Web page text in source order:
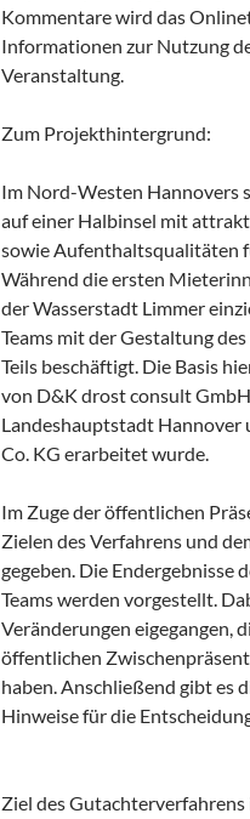
Kommentare wird das
Informationen zur Nutzung
Veranstaltung.
Zum Projekthintergrund:
Im Nord-Westen Hannovers
auf einer Halbinsel mit
sowie Aufenthaltsqualitäten
Während die ersten
der Wasserstadt Limmer
Teams mit der Gestaltung
Teils beschäftigt. Die Basis
von D&K drost consult
Landeshauptstadt Hannover
Co. KG erarbeitet wurde.
Im Zuge der öffentlichen
Zielen des Verfahrens und
gegeben. Die
Teams werden vorgestellt.
Veränderungen eigegangen,
öffentlichen
haben. Anschließend gibt es
Hinweise für die
Ziel des